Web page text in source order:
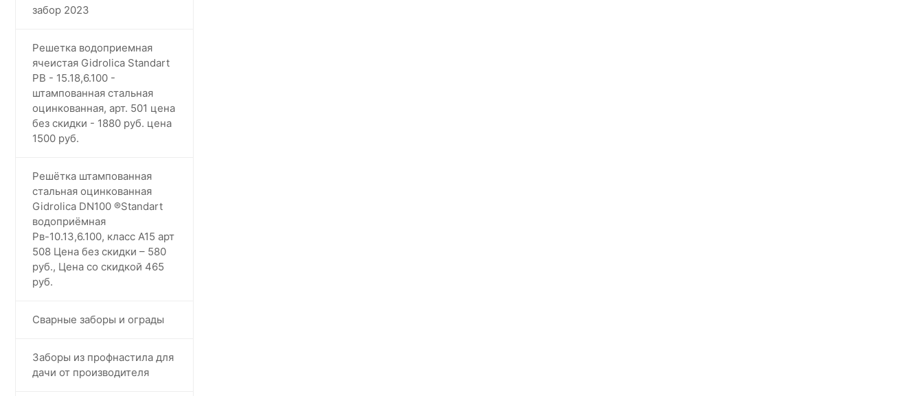
забор 2023
Решетка водоприемная
ячеистая Gidrolica Standart
РВ - 15.18,6.100 -
штампованная стальная
оцинкованная, арт. 501 цена
без скидки - 1880 руб. цена
1500 руб.
Решётка штампованная
стальная оцинкованная
Gidrolica DN100 ®️Standart
водоприёмная
Рв-10.13,6.100, класс А15 арт
508 Цена без скидки – 580
руб., Цена со скидкой 465
руб.
Сварные заборы и ограды
Заборы из профнастила для
дачи от производителя